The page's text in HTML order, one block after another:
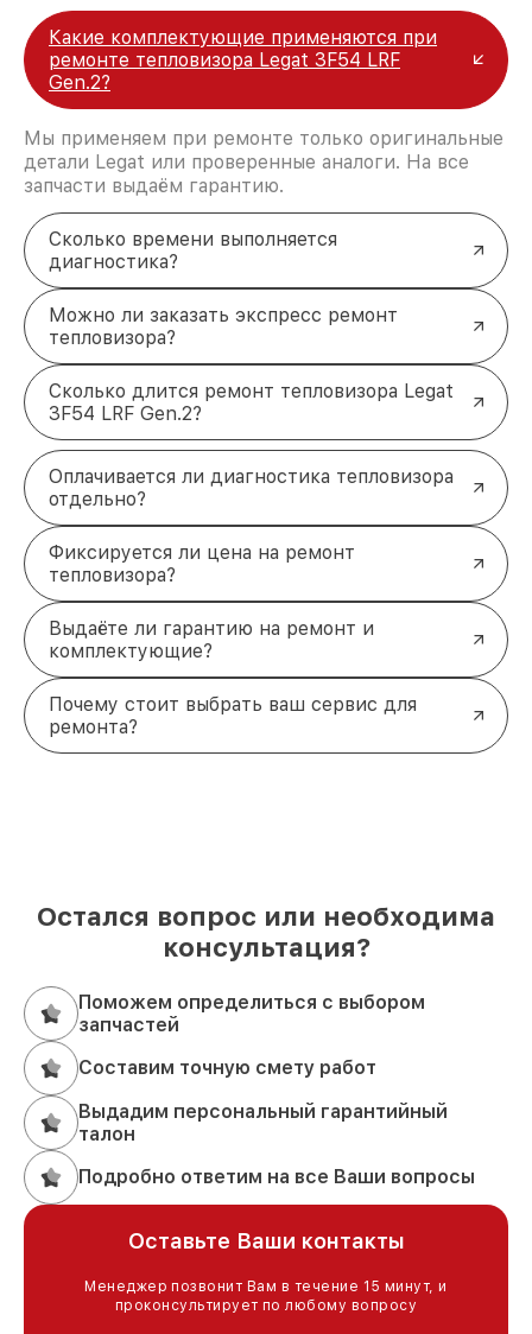
Какие комплектующие применяются при
ремонте тепловизора Legat 3F54 LRF
Gen.2?
Мы применяем при ремонте только оригинальные
детали Legat или проверенные аналоги. На все
запчасти выдаём гарантию.
Сколько времени выполняется
диагностика?
Можно ли заказать экспресс ремонт
тепловизора?
Сколько длится ремонт тепловизора Legat
3F54 LRF Gen.2?
Оплачивается ли диагностика тепловизора
отдельно?
Фиксируется ли цена на ремонт
тепловизора?
Выдаёте ли гарантию на ремонт и
комплектующие?
Почему стоит выбрать ваш сервис для
ремонта?
Остался вопрос или необходима
консультация?
Поможем определиться с выбором
запчастей
Составим точную смету работ
Выдадим персональный гарантийный
талон
Подробно ответим на все Ваши вопросы
Оставьте Ваши контакты
Менеджер позвонит Вам в течение 15 минут, и
проконсультирует по любому вопросу